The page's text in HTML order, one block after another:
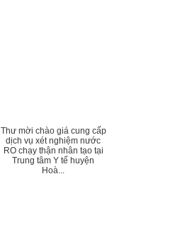
Thư mời chào giá cung cấp
dịch vụ xét nghiệm nước
RO chạy thận nhân tạo tại
Trung tâm Y tế huyện
Hoà...